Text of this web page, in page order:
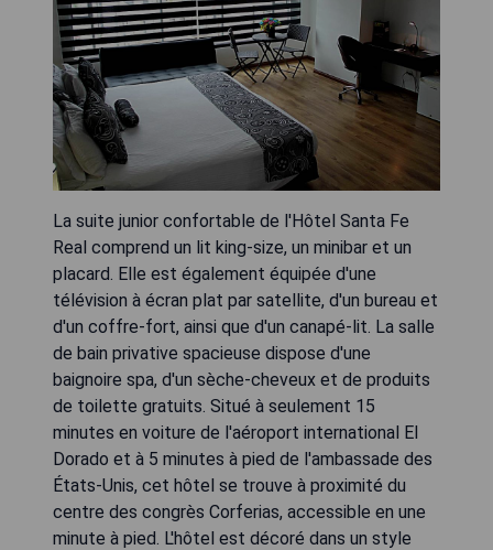
La suite junior confortable de l'Hôtel Santa Fe
Real comprend un lit king-size, un minibar et un
placard. Elle est également équipée d'une
télévision à écran plat par satellite, d'un bureau et
d'un coffre-fort, ainsi que d'un canapé-lit. La salle
de bain privative spacieuse dispose d'une
baignoire spa, d'un sèche-cheveux et de produits
de toilette gratuits. Situé à seulement 15
minutes en voiture de l'aéroport international El
Dorado et à 5 minutes à pied de l'ambassade des
États-Unis, cet hôtel se trouve à proximité du
centre des congrès Corferias, accessible en une
minute à pied. L'hôtel est décoré dans un style